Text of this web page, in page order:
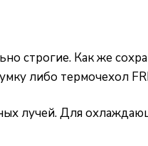
строгие. Как же
либо термочехол
лучей. Для